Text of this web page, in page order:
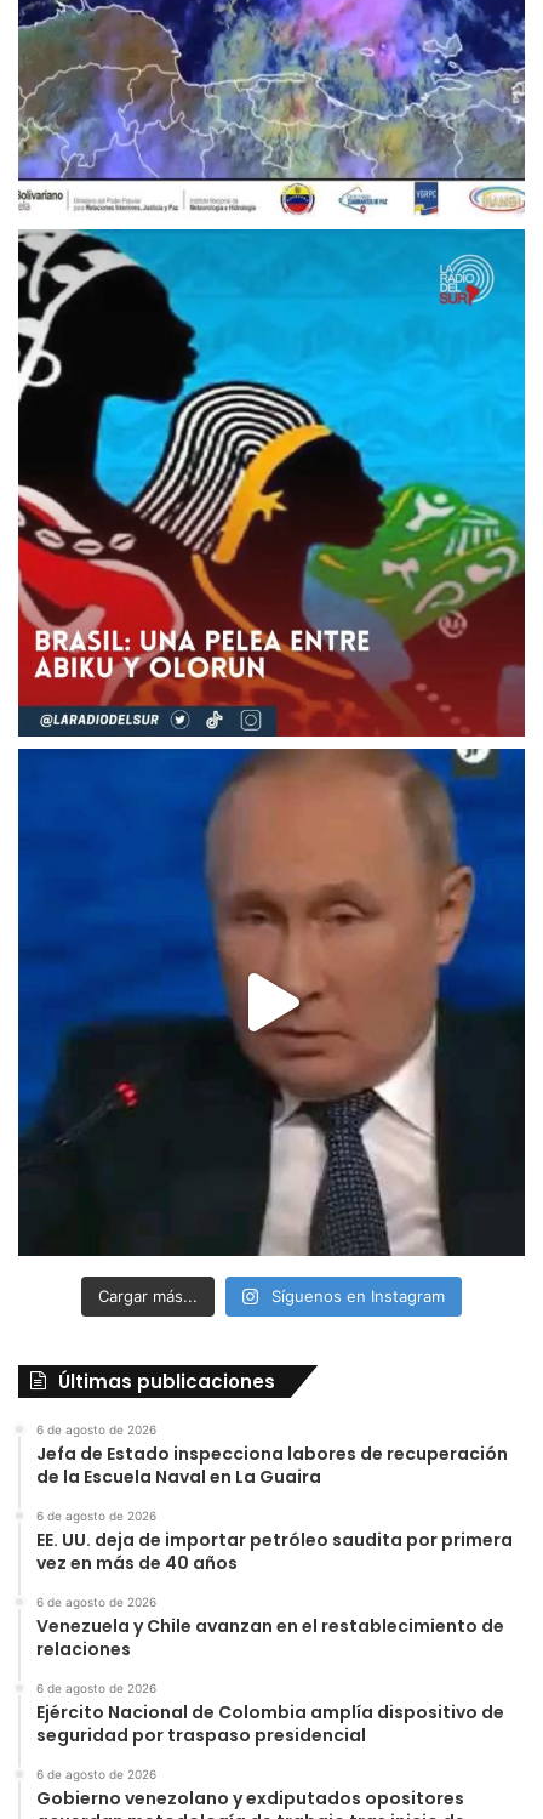
Cargar más... Síguenos en Instagram
Últimas publicaciones
6 de agosto de 2026
Jefa de Estado inspecciona labores de recuperación
de la Escuela Naval en La Guaira
6 de agosto de 2026
EE. UU. deja de importar petróleo saudita por primera
vez en más de 40 años
6 de agosto de 2026
Venezuela y Chile avanzan en el restablecimiento de
relaciones
6 de agosto de 2026
Ejército Nacional de Colombia amplía dispositivo de
seguridad por traspaso presidencial
6 de agosto de 2026
Gobierno venezolano y exdiputados opositores